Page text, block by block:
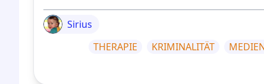
Sirius
THERAPIE
KRIMINALITÄT